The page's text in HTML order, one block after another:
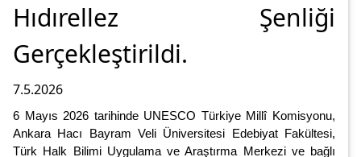
Hıdırellez Şenliği
Gerçekleştirildi.
7.5.2026
6 Mayıs 2026 tarihinde UNESCO Türkiye Millî Komisyonu,
Ankara Hacı Bayram Veli Üniversitesi Edebiyat Fakültesi,
Türk Halk Bilimi Uygulama ve Araştırma Merkezi ve bağlı